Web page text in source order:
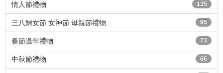
情人節禮物 135
三八婦女節 女神節 母親節禮物 95
春節過年禮物 73
中秋節禮物 66